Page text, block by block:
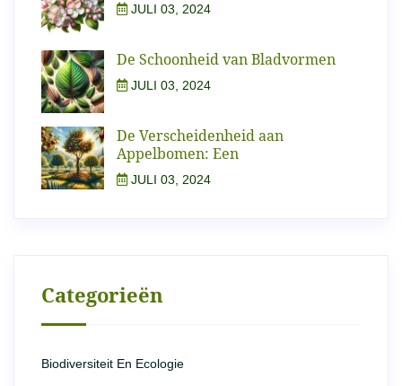
JULI 03, 2024
De Schoonheid van Bladvormen
JULI 03, 2024
De Verscheidenheid aan
Appelbomen: Een
JULI 03, 2024
Categorieën
Biodiversiteit En Ecologie